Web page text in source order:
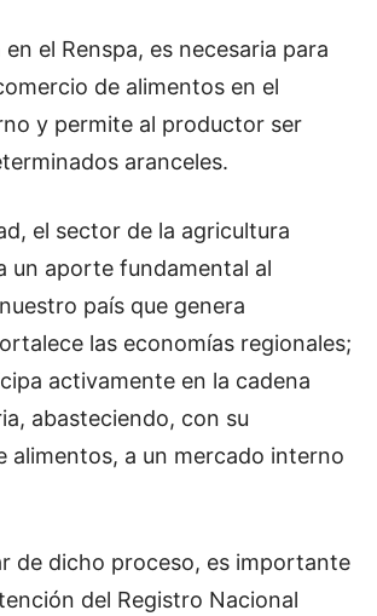
el Renspa, es necesaria para
de alimentos en el
y permite al productor ser
aranceles.
el sector de la agricultura
un aporte fundamental al
país que genera
las economías regionales;
activamente en la cadena
abasteciendo, con su
alimentos, a un mercado interno
de dicho proceso, es importante
del Registro Nacional